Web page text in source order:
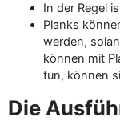
In der Regel
Planks
werden,
können mit
tun, können
Die